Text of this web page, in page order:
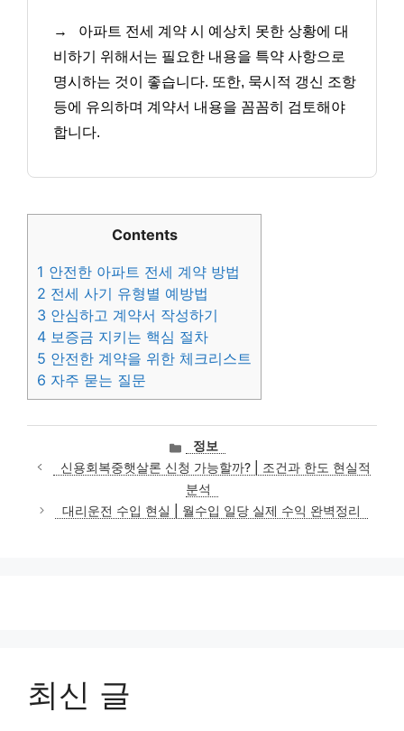
→
아파트 전세 계약 시 예상치 못한 상황에 대
비하기 위해서는 필요한 내용을 특약 사항으로
명시하는 것이 좋습니다. 또한, 묵시적 갱신 조항
등에 유의하며 계약서 내용을 꼼꼼히 검토해야
합니다.
Contents
1 안전한 아파트 전세 계약 방법
2 전세 사기 유형별 예방법
3 안심하고 계약서 작성하기
4 보증금 지키는 핵심 절차
5 안전한 계약을 위한 체크리스트
6 자주 묻는 질문
카
테
고
리
정보
신용회복중햇살론 신청 가능할까? | 조건과 한도 현실적
분석
대리운전 수입 현실 | 월수입 일당 실제 수익 완벽정리
최신 글